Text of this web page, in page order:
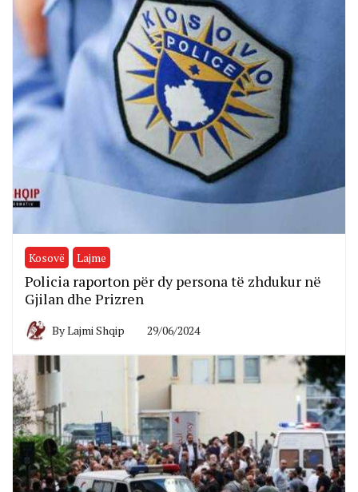
Kosovë Lajme
Policia raporton për dy persona të zhdukur në
Gjilan dhe Prizren
ByLajmi Shqip 29/06/2024